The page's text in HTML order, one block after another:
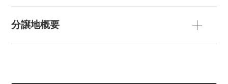
分譲地概要